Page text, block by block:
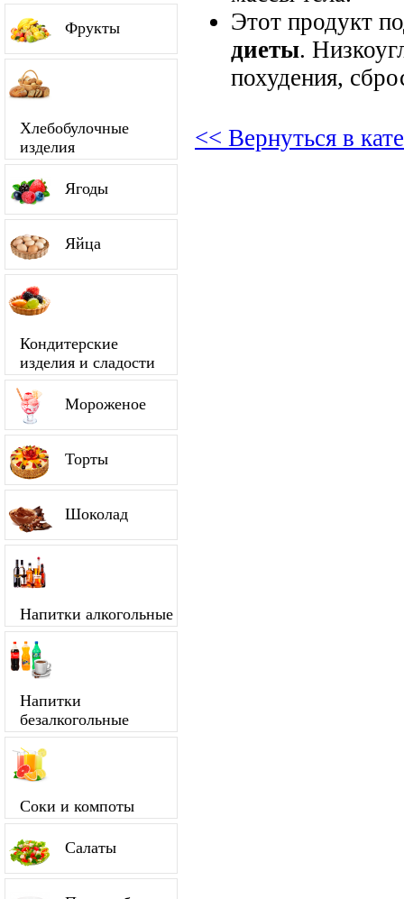
Фрукты
Хлебобулочные
изделия
Ягоды
Яйца
Кондитерские
изделия и сладости
Мороженое
Торты
Шоколад
Напитки алкогольные
Напитки
безалкогольные
Соки и компоты
Салаты
Этот продукт
диеты.
похудения,
<< Вернуться в